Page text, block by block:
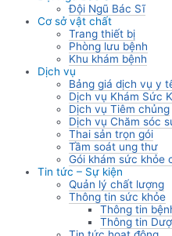
Đội Ngũ Bác Sĩ
Cơ sở vật chất
Trang thiết bị
Phòng lưu bệnh
Khu khám bệnh
Dịch vụ
Bảng giá dịch vụ y
Dịch vụ Khám Sức
Dịch vụ Tiêm chủng
Dịch vụ Chăm sóc
Thai sản trọn gói
Tầm soát ung thư
Gói khám sức khỏe
Tin tức – Sự kiện
Quản lý chất lượng
Thông tin sức khỏe
Thông tin
Thông tin